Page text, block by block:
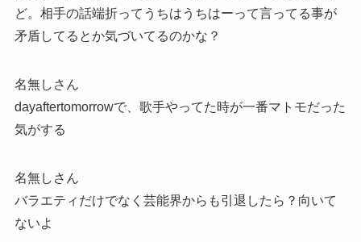
ど。相手の話端折ってうちはうちはーって言ってる事が
矛盾してるとか気づいてるのかな？
名無しさん
dayaftertomorrowで、歌手やってた時が一番マトモだった
気がする
名無しさん
バラエティだけでなく芸能界からも引退したら？向いて
ないよ